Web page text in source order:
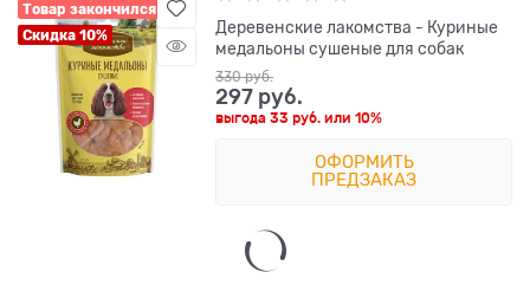
Товар закончился
Скидка 10%
Деревенские лакомства - Куриные
медальоны сушеные для собак
330 руб.
297 руб.
выгода33 руб. или10%
ОФОРМИТЬ
ПРЕДЗАКАЗ